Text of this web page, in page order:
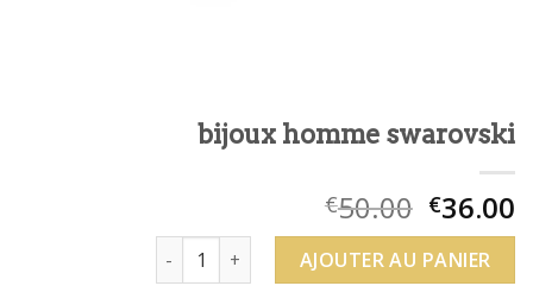
bijoux homme swarovski
€50.00 €36.00
quantité de bijoux homme swarovski
AJOUTER AU PANIER